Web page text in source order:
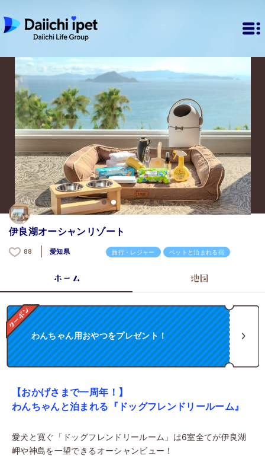
伊良湖オーシャンリゾート
88 愛知県 旅行・レジャー ペットと泊まれる宿
ホーム 地図
わんちゃん用おやつをプレゼント！
【おかげさまで一周年！】
わんちゃんと泊まれる『ドッグフレンドリールーム』
愛犬と寛ぐ「ドッグフレンドリールーム」は6室全てが伊良湖
岬や神島を一望できるオーシャンビュー！